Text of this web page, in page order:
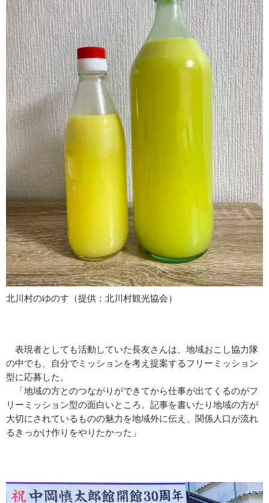
北川村のゆのす（提供：北川村観光協会）
表現者としても活動していた長友さんは、地域おこし協力隊
の中でも、自分でミッションを考え提案するフリーミッション
型に応募した。
「地域の方とのつながりができてから仕事が出てくるのがフ
リーミッション型の面白いところ。記事を書いたり地域の方が
大切にされているものの魅力を地域外に伝え、関係人口が流れ
るきっかけ作りをやりたかった」